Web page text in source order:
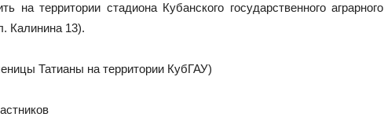
на территории стадиона Кубанского государственного аграрного
Калинина 13).
Татианы на территории КубГАУ)